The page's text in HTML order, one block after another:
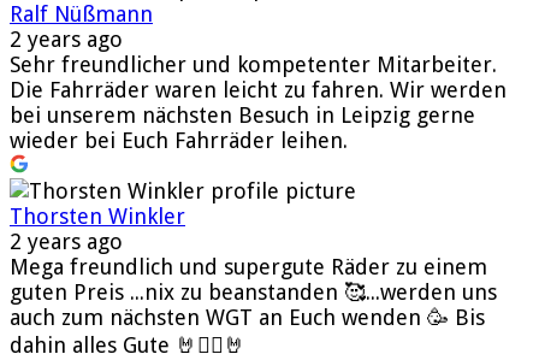
Ralf Nüßmann
2 years ago
Sehr freundlicher und kompetenter Mitarbeiter.
Die Fahrräder waren leicht zu fahren. Wir werden
bei unserem nächsten Besuch in Leipzig gerne
wieder bei Euch Fahrräder leihen.
Thorsten Winkler
2 years ago
Mega freundlich und supergute Räder zu einem
guten Preis ...nix zu beanstanden 🥰...werden uns
auch zum nächsten WGT an Euch wenden 🥳 Bis
dahin alles Gute 🤘🧛‍♂️🤘